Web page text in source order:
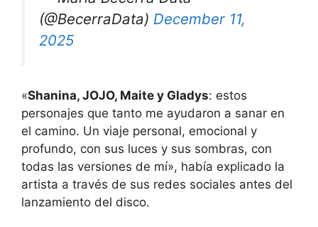
(@BecerraData) December 11,
2025
«Shanina, JOJO, Maite y Gladys: estos
personajes que tanto me ayudaron a sanar en
el camino. Un viaje personal, emocional y
profundo, con sus luces y sus sombras, con
todas las versiones de mí», había explicado la
artista a través de sus redes sociales antes del
lanzamiento del disco.